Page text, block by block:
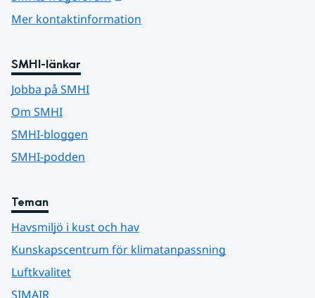
Mer kontaktinformation
SMHI-länkar
Jobba på SMHI
Om SMHI
SMHI-bloggen
SMHI-podden
Teman
Havsmiljö i kust och hav
Kunskapscentrum för klimatanpassning
Luftkvalitet
SIMAIR